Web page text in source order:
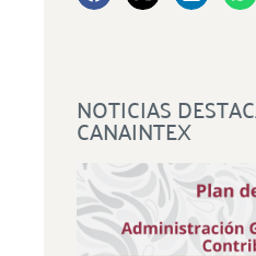
NOTICIAS
CANAINTEX